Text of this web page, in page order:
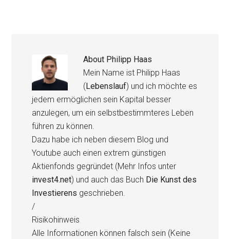
About Philipp Haas
Mein Name ist Philipp Haas
(Lebenslauf) und ich möchte es
jedem ermöglichen sein Kapital besser
anzulegen, um ein selbstbestimmteres Leben
führen zu können.
Dazu habe ich neben diesem Blog und
Youtube auch einen extrem günstigen
Aktienfonds gegründet (Mehr Infos unter
invest4.net) und auch das Buch Die Kunst des
Investierens geschrieben.
/
Risikohinweis
Alle Informationen können falsch sein (Keine